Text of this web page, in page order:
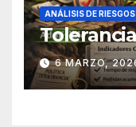
ANÁLISIS DE RIESGOS
6 MARZO,